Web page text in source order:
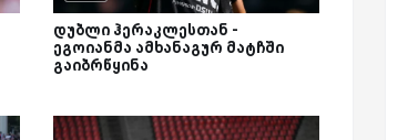
დუბლი ჰერაკლესთან -
ეგოიანმა ამხანაგურ მატჩში
გაიბრწყინა